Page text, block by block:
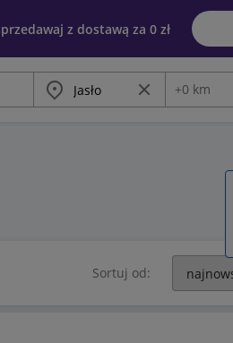
z dostawą za 0 zł
Miasto Wyczyść frazę
Odległość
+0 km
Sortuj od: